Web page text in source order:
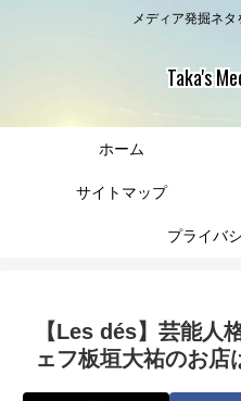
メディア発掘ネ
Taka's
ホーム
サイトマップ
プライバ
【Les dés】芸能人
ェフ板垣大祐のお店